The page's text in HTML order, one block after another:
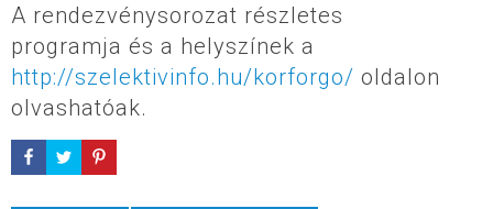
A rendezvénysorozat részletes
programja és a helyszínek a
http://szelektivinfo.hu/korforgo/ oldalon
olvashatóak.